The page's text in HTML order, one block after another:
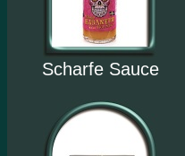
Scharfe Sauce